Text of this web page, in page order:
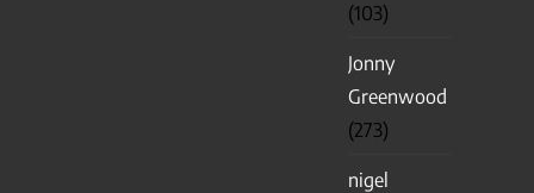
(103)
Jonny
Greenwood
(273)
nigel